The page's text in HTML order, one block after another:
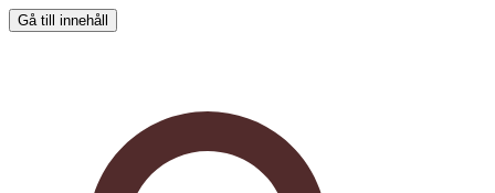
Gå till innehåll